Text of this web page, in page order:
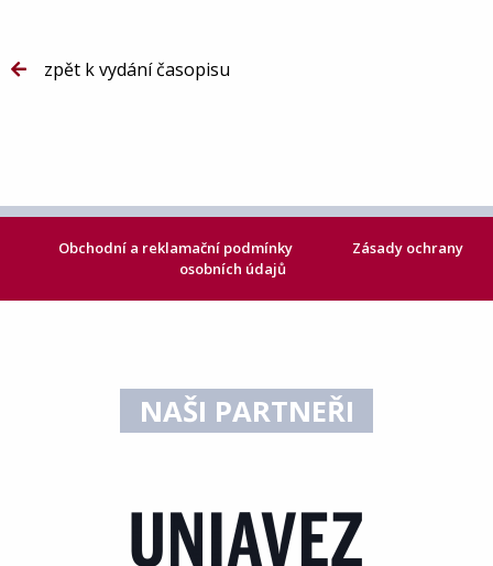
zpět k vydání časopisu
Obchodní a reklamační podmínky
Zásady ochrany
osobních údajů
NAŠI PARTNEŘI